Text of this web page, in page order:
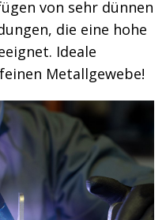
von sehr dünnen
die eine hohe
Ideale
Metallgewebe!